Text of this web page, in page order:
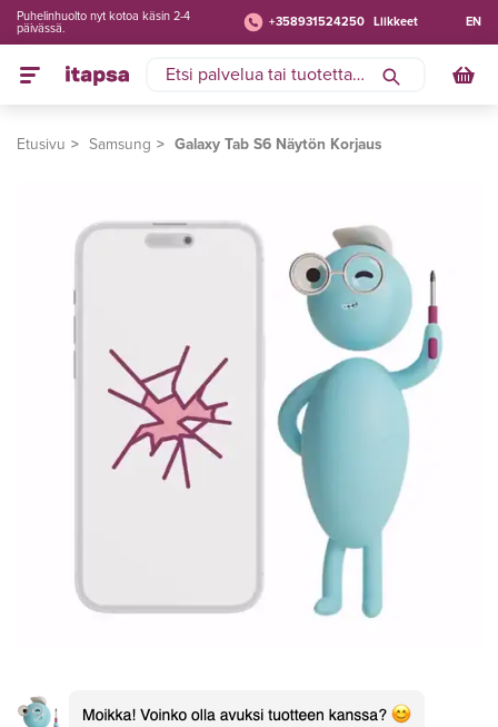
+358931524250 Liikkeet
Puhelinhuolto nyt kotoa käsin 2-4
päivässä.
EN
Etusivu Samsung Galaxy Tab S6 Näytön Korjaus